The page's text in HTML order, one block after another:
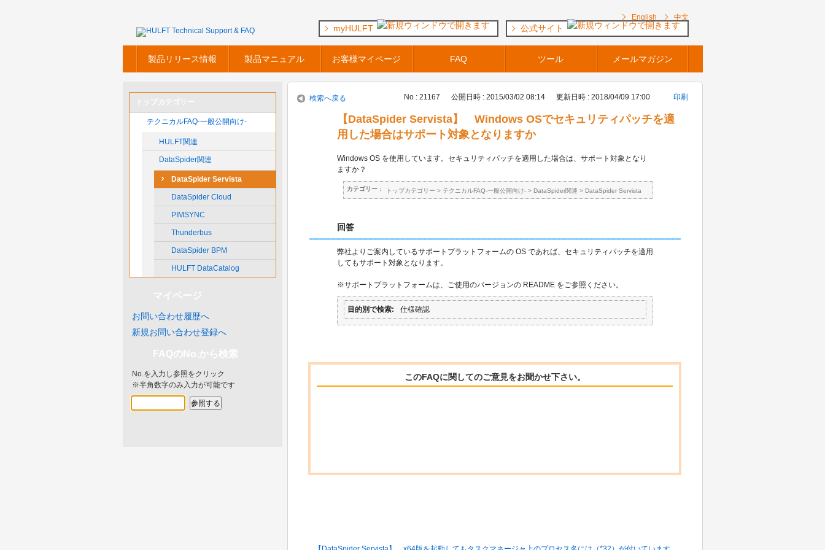
English 中文
製品リリース情報 製品マニュアル お客様マイページ FAQ ツール メールマガジン
myHULFT 公式サイト
テクニカルFAQ-一般公開向け-
HULFT関連
DataSpider関連
DataSpider Servista
DataSpider Cloud
PIMSYNC
Thunderbus
DataSpider BPM
HULFT DataCatalog
お問い合わせ履歴へ
新規お問い合わせ登録へ
No.を入力し参照をクリック
※半角数字のみ入力が可能です
検索へ戻る No : 21167 公開日時 : 2015/03/02 08:14 更新日時 : 2018/04/09 17:00 印刷
【DataSpider Servista】 Windows OSでセキュリティパッチを適
用した場合はサポート対象となりますか
Windows OS を使用しています。セキュリティパッチを適用した場合は、サポート対象となり
ますか？
カテゴリー : トップカテゴリー > テクニカルFAQ-一般公開向け-> DataSpider関連 > DataSpider Servista
回答
弊社よりご案内しているサポートプラットフォームの OS であれば、セキュリティパッチを適用
してもサポート対象となります。
※サポートプラットフォームは、ご使用のバージョンの README をご参照ください。
目的別で検索 仕様確認
このFAQに関してのご意見をお聞かせ下さい。